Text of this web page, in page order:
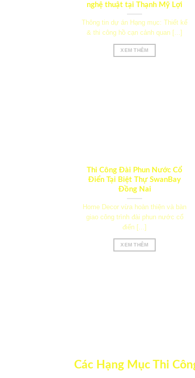
nghệ thuật tại Thạnh Mỹ Lợi
Thông tin dự án Hạng mục: Thiết kế
& thi công hồ cạn cảnh quan [...]
XEM THÊM
Thi Công Đài Phun Nước Cổ
Điển Tại Biệt Thự SwanBay
Đồng Nai
Home Decor vừa hoàn thiện và bàn
giao công trình đài phun nước cổ
điển [...]
XEM THÊM
Các Hạng Mục Thi